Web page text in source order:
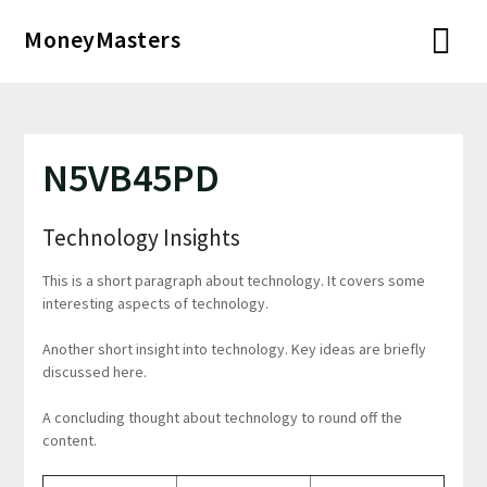
MoneyMasters
N5VB45PD
Technology Insights
This is a short paragraph about technology. It covers some
interesting aspects of technology.
Another short insight into technology. Key ideas are briefly
discussed here.
A concluding thought about technology to round off the
content.